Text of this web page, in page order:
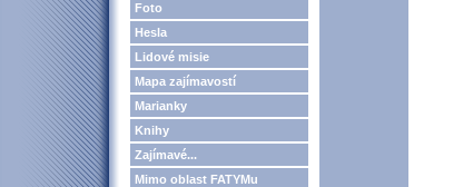
Foto
Hesla
Lidové misie
Mapa zajímavostí
Marianky
Knihy
Zajímavé...
Mimo oblast FATYMu